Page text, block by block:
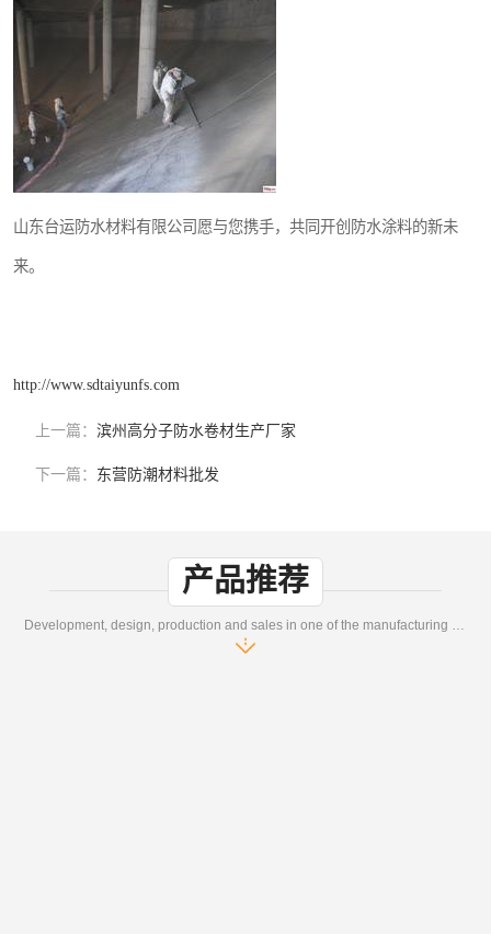
山东台运防水材料有限公司愿与您携手，共同开创防水涂料的新未
来。
http://www.sdtaiyunfs.com
上一篇： 滨州高分子防水卷材生产厂家
下一篇： 东营防潮材料批发
产品推荐
Development, design, production and sales in one of the manufacturing enterprises